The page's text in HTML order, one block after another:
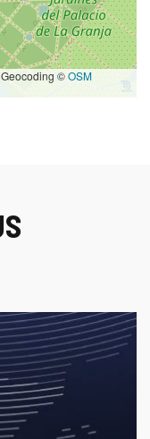
©OSM